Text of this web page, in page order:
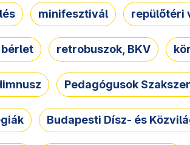
minifesztivál repülőtéri
retrobuszok, BKV
Pedagógusok
Budapesti Dísz- és